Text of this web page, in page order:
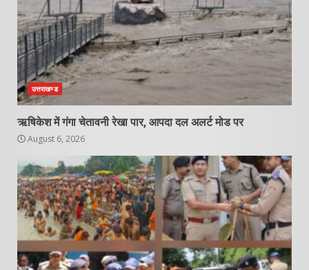
उत्तराखण्ड
ऋषिकेश में गंगा चेतावनी रेखा पार, आपदा दल अलर्ट मोड पर
August 6, 2026